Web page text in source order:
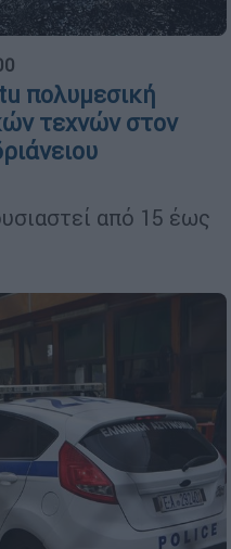
πολυμεσική
τεχνών στον
από 15 έως